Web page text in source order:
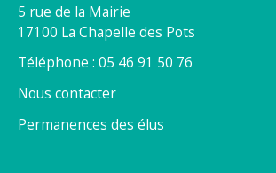
5 rue de la Mairie
17100 La Chapelle des Pots
Téléphone : 05 46 91 50 76
Nous contacter
Permanences des élus